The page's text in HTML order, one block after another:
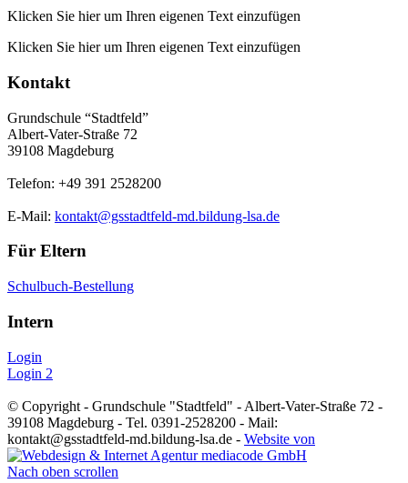
Klicken Sie hier um Ihren eigenen Text einzufügen
Klicken Sie hier um Ihren eigenen Text einzufügen
Kontakt
Grundschule “Stadtfeld”
Albert-Vater-Straße 72
39108 Magdeburg
Telefon: +49 391 2528200
E-Mail: kontakt@gsstadtfeld-md.bildung-lsa.de
Für Eltern
Schulbuch-Bestellung
Intern
Login
Login 2
© Copyright - Grundschule "Stadtfeld" - Albert-Vater-Straße 72 -
39108 Magdeburg - Tel. 0391-2528200 - Mail:
kontakt@gsstadtfeld-md.bildung-lsa.de - Website von
Nach oben scrollen